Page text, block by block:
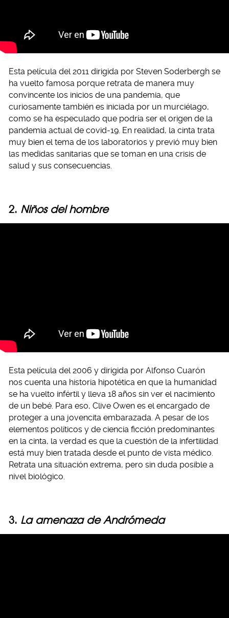
Esta película del 2011 dirigida por Steven Soderbergh se
ha vuelto famosa porque retrata de manera muy
convincente los inicios de una pandemia, que
curiosamente también es iniciada por un murciélago,
como se ha especulado que podría ser el origen de la
pandemia actual de covid-19. En realidad, la cinta trata
muy bien el tema de los laboratorios y previó muy bien
las medidas sanitarias que se toman en una crisis de
salud y sus consecuencias.
2. Niños del hombre
Esta película del 2006 y dirigida por Alfonso Cuarón
nos cuenta una historia hipotética en que la humanidad
se ha vuelto infértil y lleva 18 años sin ver el nacimiento
de un bebé. Para eso, Clive Owen es el encargado de
proteger a una jovencita embarazada. A pesar de los
elementos políticos y de ciencia ficción predominantes
en la cinta, la verdad es que la cuestión de la infertilidad
está muy bien tratada desde el punto de vista médico.
Retrata una situación extrema, pero sin duda posible a
nivel biológico.
3. La amenaza de Andrómeda